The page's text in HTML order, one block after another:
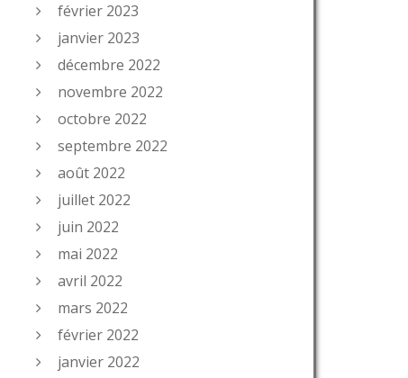
février 2023
janvier 2023
décembre 2022
novembre 2022
octobre 2022
septembre 2022
août 2022
juillet 2022
juin 2022
mai 2022
avril 2022
mars 2022
février 2022
janvier 2022